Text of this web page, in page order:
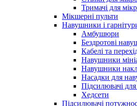
Тримачі для
Мікшерні пульти
Навушники і
Амбушюри
Бездротові
Кабелі та
Навушники
Навушники
Насадки для
Підсилювачі
Хедсети
Підсилювачі